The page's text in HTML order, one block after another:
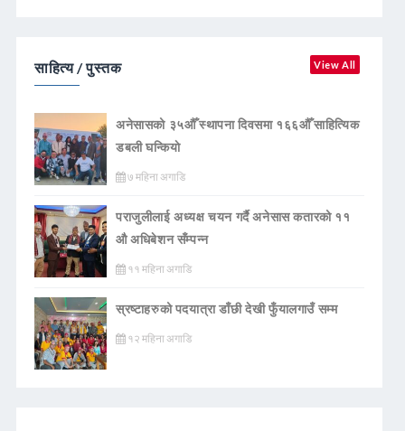
साहित्य / पुस्तक View All
अनेसासको ३५औँ स्थापना दिवसमा १६६औँ साहित्यिक
डबली घन्कियाे
७ महिना अगाडि
पराजुलीलाई अध्यक्ष चयन गर्दै अनेसास कतारको ११
औ अधिबेशन सँम्पन्न
११ महिना अगाडि
स्रष्टाहरुको पदयात्रा डाँछी देखी फुँयालगाउँ सम्म
१२ महिना अगाडि